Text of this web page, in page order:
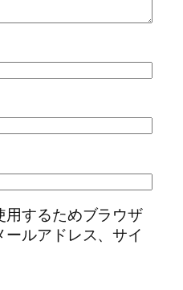
用するためブラウザ
ルアドレス、サイ